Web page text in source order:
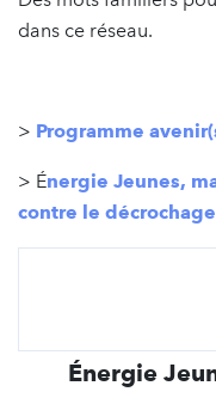
dans ce réseau.
> Programme
> Énergie Jeunes,
contre le
Énergie